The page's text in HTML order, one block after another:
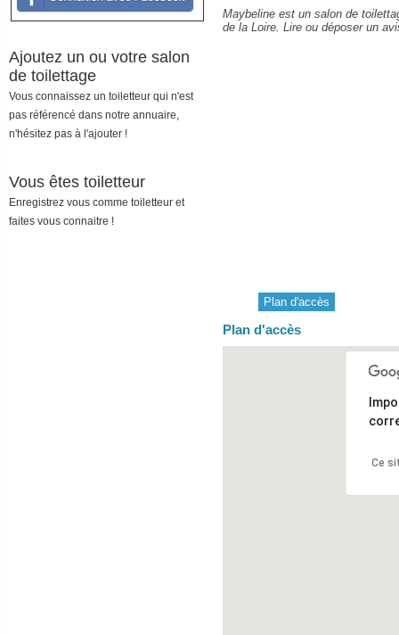
Maybeline est un salon de
de la Loire. Lire ou déposer un
Plan d'accès
Plan d'accès
Ce
Ajoutez un ou votre salon
de toilettage
Vous connaissez un toiletteur qui n'est
pas référencé dans notre annuaire,
n'hésitez pas à l'ajouter !
Vous êtes toiletteur
Enregistrez vous comme toiletteur et
faites vous connaitre !